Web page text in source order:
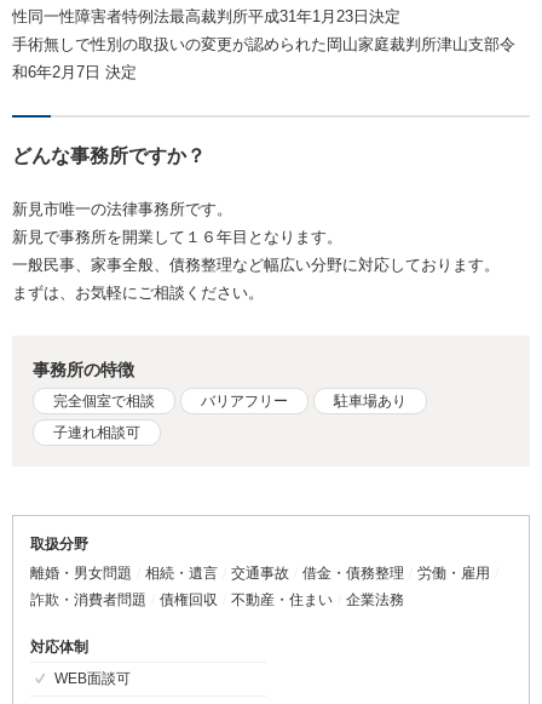
性同一性障害者特例法最高裁判所平成31年1月23日決定
手術無しで性別の取扱いの変更が認められた岡山家庭裁判所津山支部令
和6年2月7日 決定
どんな事務所ですか？
新見市唯一の法律事務所です。
新見で事務所を開業して１６年目となります。
一般民事、家事全般、債務整理など幅広い分野に対応しております。
まずは、お気軽にご相談ください。
事務所の特徴
完全個室で相談 バリアフリー
駐車場あり
子連れ相談可
取扱分野
離婚・男女問題
相続・遺言 交通事故 借金・債務整理
労働・雇用
詐欺・消費者問題
債権回収 不動産・住まい 企業法務
対応体制
WEB面談可